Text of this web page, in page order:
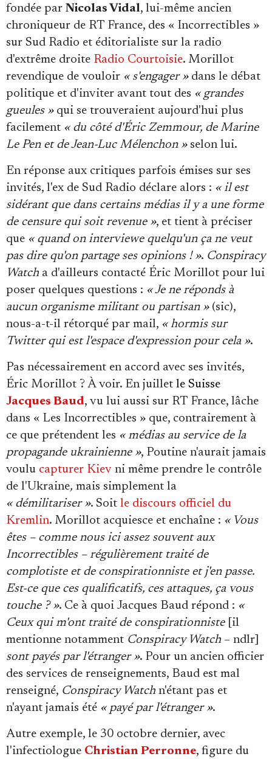
fondée par Nicolas Vidal, lui-même ancien
chroniqueur de RT France, des « Incorrectibles »
sur Sud Radio et éditorialiste sur la radio
d'extrême droite Radio Courtoisie. Morillot
revendique de vouloir « s'engager »dans le débat
politique et d'inviter avant tout des « grandes
gueules »qui se trouveraient aujourd'hui plus
facilement « du côté d'Éric Zemmour, de Marine
Le Pen et de Jean-Luc Mélenchon »selon lui.
En réponse aux critiques parfois émises sur ses
invités, l'ex de Sud Radio déclare alors : « il est
sidérant que dans certains médias il y a une forme
de censure qui soit revenue », et tient à préciser
que « quand on interviewe quelqu'un ça ne veut
pas dire qu'on partage ses opinions ! ». Conspiracy
Watch a d'ailleurs contacté Éric Morillot pour lui
poser quelques questions : « Je ne réponds à
aucun organisme militant ou partisan »(sic),
nous-a-t-il rétorqué par mail, « hormis sur
Twitter qui est l'espace d'expression pour cela ».
Pas nécessairement en accord avec ses invités,
Éric Morillot ? À voir. En juillet le Suisse
Jacques Baud, vu lui aussi sur RT France, lâche
dans « Les Incorrectibles » que, contrairement à
ce que prétendent les « médias au service de la
propagande ukrainienne », Poutine n'aurait jamais
voulu capturer Kiev ni même prendre le contrôle
de l'Ukraine, mais simplement la
« démilitariser ». Soit le discours officiel du
Kremlin. Morillot acquiesce et enchaîne : « Vous
êtes – comme nous ici assez souvent aux
Incorrectibles – régulièrement traité de
complotiste et de conspirationniste et j'en passe.
Est-ce que ces qualificatifs, ces attaques, ça vous
touche ? ». Ce à quoi Jacques Baud répond : «
Ceux qui m'ont traité de conspirationniste [il
mentionne notamment Conspiracy Watch – ndlr]
sont payés par l'étranger ». Pour un ancien officier
des services de renseignements, Baud est mal
renseigné, Conspiracy Watch n'étant pas et
n'ayant jamais été « payé par l'étranger ».
Autre exemple, le 30 octobre dernier, avec
l'infectiologue Christian Perronne, figure du